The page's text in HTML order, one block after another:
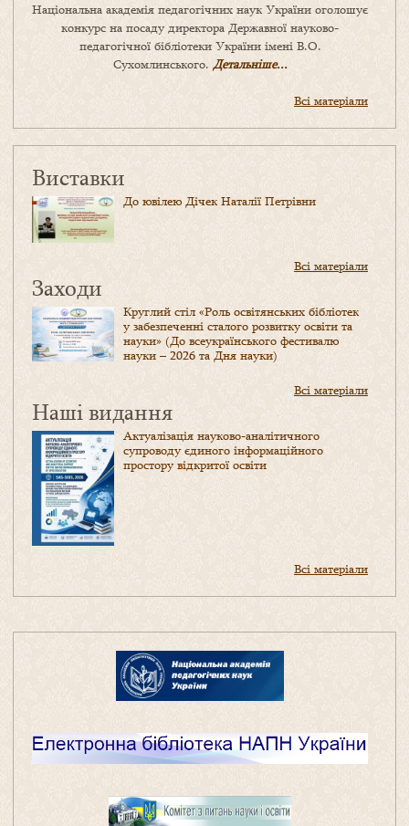
Національна академія педагогічних наук України оголошує
конкурс на посаду директора Державної науково-
педагогічної бібліотеки України імені В.О.
Сухомлинського. Детальніше...
Всі матеріали
Виставки
До ювілею Дічек Наталії Петрівни
Всі матеріали
Заходи
Круглий стіл «Роль освітянських бібліотек
у забезпеченні сталого розвитку освіти та
науки» (До всеукраїнського фестивалю
науки – 2026 та Дня науки)
Всі матеріали
Наші видання
Актуалізація науково-аналітичного
супроводу єдиного інформаційного
простору відкритої освіти
Всі матеріали